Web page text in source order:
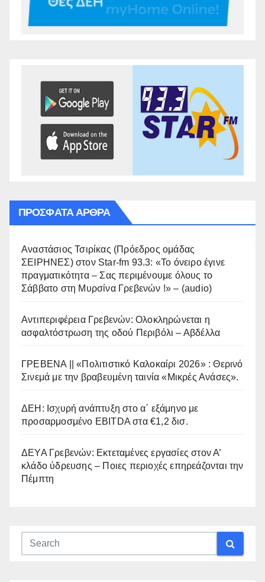
ΠΡΌΣΦΑΤΑ ΆΡΘΡΑ
Αναστάσιος Τσιρίκας (Πρόεδρος ομάδας
ΣΕΙΡΗΝΕΣ) στον Star-fm 93.3: «Το όνειρο έγινε
πραγματικότητα – Σας περιμένουμε όλους το
Σάββατο στη Μυρσίνα Γρεβενών !» – (audio)
Αντιπεριφέρεια Γρεβενών: Ολοκληρώνεται η
ασφαλτόστρωση της οδού Περιβόλι – Αβδέλλα
ΓΡΕΒΕΝΑ || «Πολιτιστικό Καλοκαίρι 2026» : Θερινό
Σινεμά με την βραβευμένη ταινία «Μικρές Ανάσες».
ΔΕΗ: Ισχυρή ανάπτυξη στο α΄ εξάμηνο με
προσαρμοσμένο EBITDA στα €1,2 δισ.
ΔΕΥΑ Γρεβενών: Εκτεταμένες εργασίες στον Α’
κλάδο ύδρευσης – Ποιες περιοχές επηρεάζονται την
Πέμπτη